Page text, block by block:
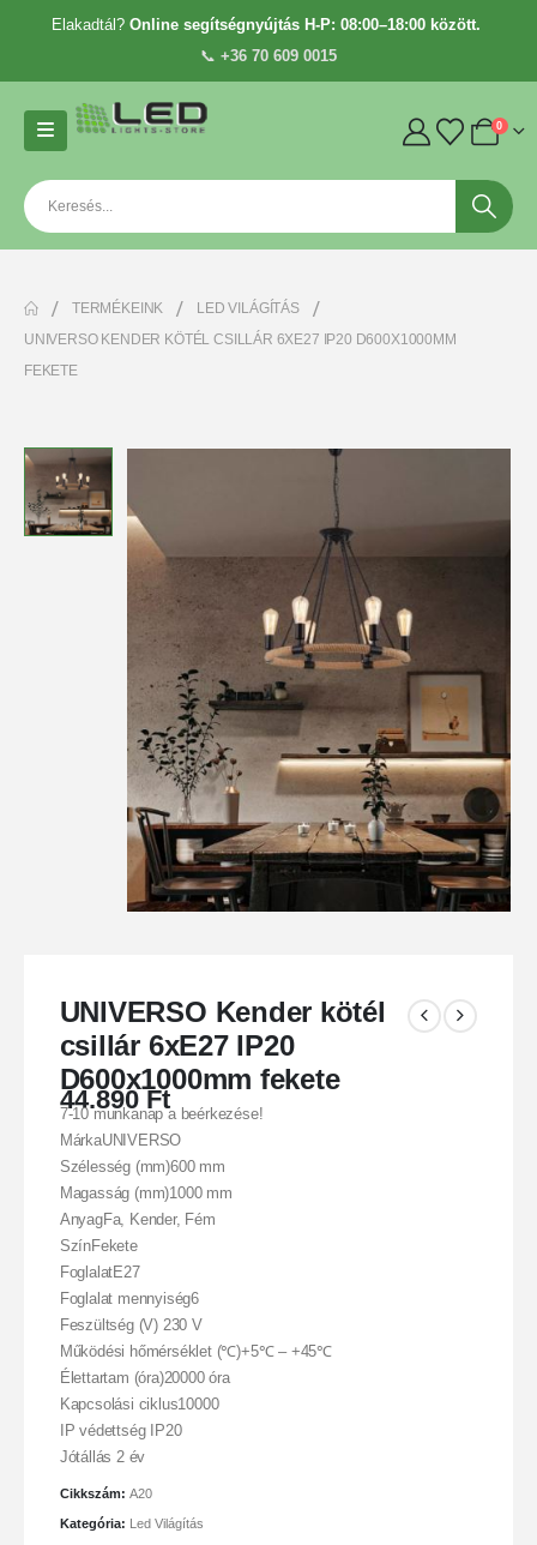
Elakadtál? Online segítségnyújtás H-P: 08:00–18:00 között.
📞 +36 70 609 0015
0
TERMÉKEINK
LED VILÁGÍTÁS
UNIVERSO KENDER KÖTÉL CSILLÁR 6XE27 IP20 D600X1000MM
FEKETE
UNIVERSO Kender kötél
csillár 6xE27 IP20
D600x1000mm fekete
44.890Ft
7-10 munkanap a beérkezése!
MárkaUNIVERSO
Szélesség (mm)600 mm
Magasság (mm)1000 mm
AnyagFa, Kender, Fém
SzínFekete
FoglalatE27
Foglalat mennyiség6
Feszültség (V) 230 V
Működési hőmérséklet (℃)+5℃ – +45℃
Élettartam (óra)20000 óra
Kapcsolási ciklus10000
IP védettség IP20
Jótállás 2 év
Cikkszám: A20
Kategória: Led Világítás